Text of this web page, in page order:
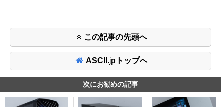
この記事の先頭へ
ASCII.jpトップへ
次にお勧めの記事